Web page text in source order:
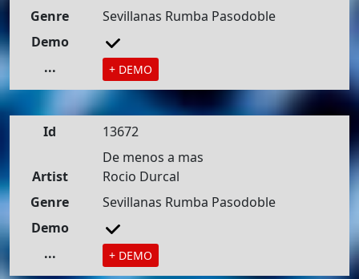
Genre
Sevillanas Rumba Pasodoble
Demo
...
+ DEMO
Id
13672
De menos a mas
Artist
Rocio Durcal
Genre
Sevillanas Rumba Pasodoble
Demo
...
+ DEMO